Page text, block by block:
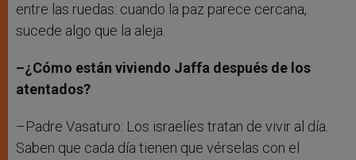
entre las ruedas: cuando la paz parece cercana,
sucede algo que la aleja.
–¿Cómo están viviendo Jaffa después de los
atentados?
–Padre Vasaturo: Los israelíes tratan de vivir al día.
Saben que cada día tienen que vérselas con el